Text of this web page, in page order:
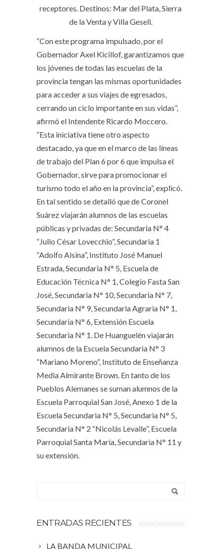
receptores. Destinos: Mar del Plata, Sierra
de la Venta y Villa Gesell.
“Con este programa impulsado, por el
Gobernador Axel Kicillof, garantizamos que
los jóvenes de todas las escuelas de la
provincia tengan las mismas oportunidades
para acceder a sus viajes de egresados,
cerrando un ciclo importante en sus vidas”,
afirmó el Intendente Ricardo Moccero.
“Esta iniciativa tiene otro aspecto
destacado, ya que en el marco de las líneas
de trabajo del Plan 6 por 6 que impulsa el
Gobernador, sirve para promocionar el
turismo todo el año en la provincia”, explicó.
En tal sentido se detalló que de Coronel
Suárez viajarán alumnos de las escuelas
públicas y privadas de: Secundaria N° 4
“Julio César Lovecchio”, Secundaria 1
“Adolfo Alsina”, Instituto José Manuel
Estrada, Secundaria N° 5, Escuela de
Educación Técnica N° 1, Colegio Fasta San
José, Secundaria N° 10, Secundaria N° 7,
Secundaria N° 9, Secundaria Agraria N° 1,
Secundaria N° 6, Extensión Escuela
Secundaria N° 1. De Huanguelén viajarán
alumnos de la Escuela Secundaria N° 3
“Mariano Moreno”, Instituto de Enseñanza
Media Almirante Brown. En tanto de los
Pueblos Alemanes se suman alumnos de la
Escuela Parroquial San José, Anexo 1 de la
Escuela Secundaria N° 5, Secundaria N° 5,
Secundaria N° 2 “Nicolás Levalle”, Escuela
Parroquial Santa María, Secundaria N° 11 y
su extensión.
ENTRADAS RECIENTES
LA BANDA MUNICIPAL